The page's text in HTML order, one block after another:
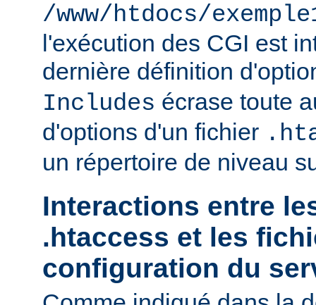
/www/htdocs/
l'exécution des CGI est
dernière définition
Includes écrase toute
d'options d'un fichier
un répertoire de niveau
Interactions entre
.htaccess et les
configuration du